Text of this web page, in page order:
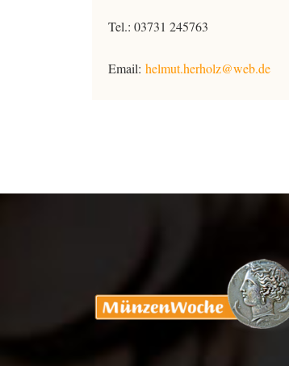
Tel.: 03731 245763
Email: helmut.herholz@web.de